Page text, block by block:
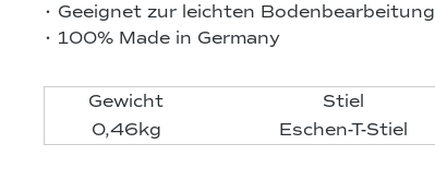
• Geeignet zur leichten Bodenbearbeitung
• 100% Made in Germany
Gewicht Stiel
0,46kg
Eschen-T-Stiel